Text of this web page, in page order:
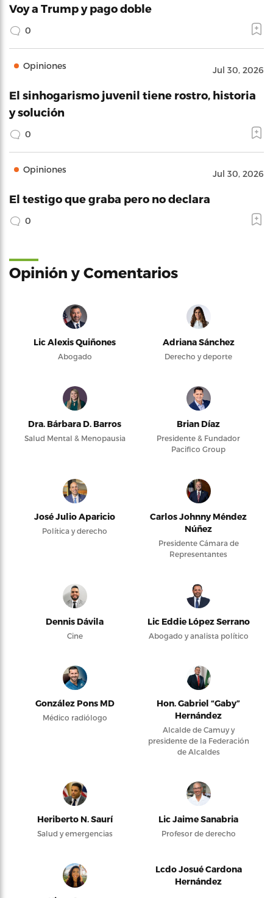
Voy a Trump y pago doble
0
Opiniones Jul 30, 2026
El sinhogarismo juvenil tiene rostro, historia
y solución
0
Opiniones Jul 30, 2026
El testigo que graba pero no declara
0
Opinión y Comentarios
Lic Alexis Quiñones
Abogado
Adriana Sánchez
Derecho y deporte
Dra. Bárbara D. Barros
Salud Mental & Menopausia
Brian Díaz
Presidente & Fundador
Pacifico Group
José Julio Aparicio
Política y derecho
Carlos Johnny Méndez
Núñez
Presidente Cámara de
Representantes
Dennis Dávila
Cine
Lic Eddie López Serrano
Abogado y analista político
González Pons MD
Médico radiólogo
Hon. Gabriel “Gaby”
Hernández
Alcalde de Camuy y
presidente de la Federación
de Alcaldes
Heriberto N. Saurí
Salud y emergencias
Lic Jaime Sanabria
Profesor de derecho
Lcdo Josué Cardona
Hernández